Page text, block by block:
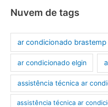
Nuvem de tags
ar condicionado brastemp
ar condicionado elgin
assistência técnica ar
assistência técnica ar